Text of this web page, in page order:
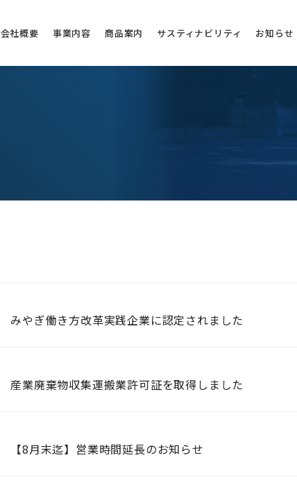
会社概要 事業内容 商品案内 サスティナビリティ お知らせ
みやぎ働き方改革実践企業に認定されました
産業廃棄物収集運搬業許可証を取得しました
【8月末迄】営業時間延長のお知らせ